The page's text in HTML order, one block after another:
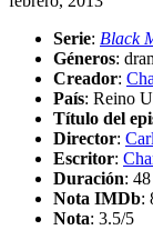
Serie: Black
Géneros:
Creador:
País: Reino
Título del
Director:
Escritor:
Duración:
Nota IMDb:
Nota: 3.5/5